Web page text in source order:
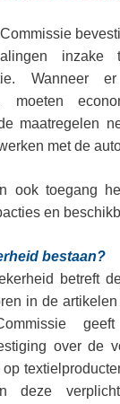
inzake
Wanneer
moeten
maatregelen
met de
ook toegang
en
bestaan?
betreft
in de
over de
deze